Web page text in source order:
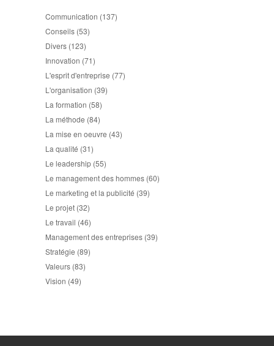
Communication (137)
Conseils (53)
Divers (123)
Innovation (71)
L'esprit d'entreprise (77)
L'organisation (39)
La formation (58)
La méthode (84)
La mise en oeuvre (43)
La qualité (31)
Le leadership (55)
Le management des hommes (60)
Le marketing et la publicité (39)
Le projet (32)
Le travail (46)
Management des entreprises (39)
Stratégie (89)
Valeurs (83)
Vision (49)